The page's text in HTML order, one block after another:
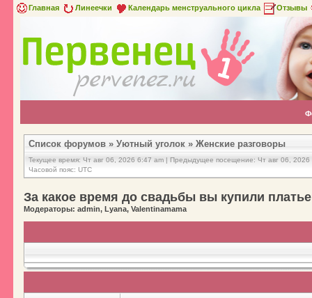
Главная Линеечки Календарь менструального цикла Отзывы
Список форумов » Уютный уголок » Женские разговоры
Текущее время: Чт авг 06, 2026 6:47 am | Предыдущее посещение: Чт авг 06, 2026
Часовой пояс: UTC
За какое время до свадьбы вы купили
Модераторы: admin, Lyana, Valentinamama